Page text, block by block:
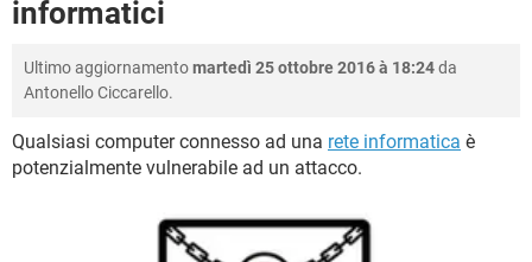
INSTAGRAM
HARDWARE
INSTAGRAM WHATSAPP
HARDWARE
COVID-19
iOS
INSTAGRAM WHATSAPP
TIKTOK FACEBOOK
FORUM
COVID-19 GAMING
iOS WINDOWS 10
FACEBOOK
GLOSSARIO
COVID-19 GAMING
INTRATTENIMENTO ANDROID
WHATSAPP
informatici
Ultimo aggiornamentomartedì 25 ottobre 2016 à 18:24da
Antonello Ciccarello.
Qualsiasi computer connesso ad una rete informatica è
potenzialmente vulnerabile ad un attacco.